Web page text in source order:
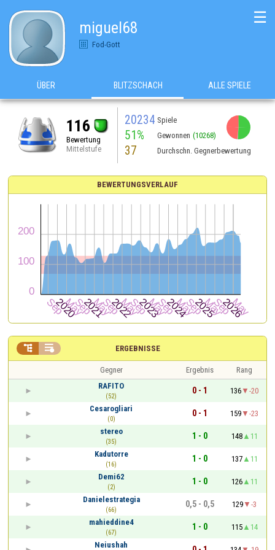
miguel68
Fod-Gott
☰
ÜBER BLITZSCHACH ALLE SPIELE
116
Bewertung
Mittelstufe
20234 Spiele
51% Gewonnen (10268)
37 Durchschn. Gegnerbewertung
BEWERTUNGSVERLAUF
ERGEBNISSE
 
Gegner Ergebnis
Rang
RAFITO
(52)
0 - 1 136
-20
Cesarogliari
(0)
0 - 1 159
-23
stereo
(35)
1 - 0 148
11
Kadutorre
(16)
1 - 0 137
11
Demi62
(2)
1 - 0 126
11
Danielestrategia
(66)
0,5 - 0,5 129
-3
mahieddine4
(67)
1 - 0 115
14
Neiushah